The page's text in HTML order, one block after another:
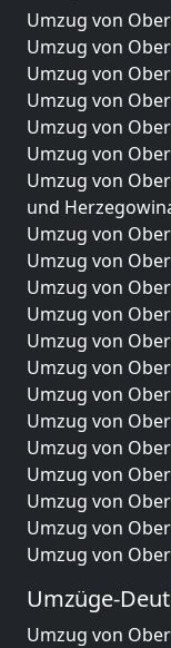
Umzug von
Umzug von
Umzug von
Umzug von
Umzug von
Umzug von
Umzug von
und
Umzug von
Umzug von
Umzug von
Umzug von
Umzug von
Umzug von
Umzug von
Umzug von
Umzug von
Umzug von
Umzug von
Umzug von
Umzug von
Umzüge-
Umzug von